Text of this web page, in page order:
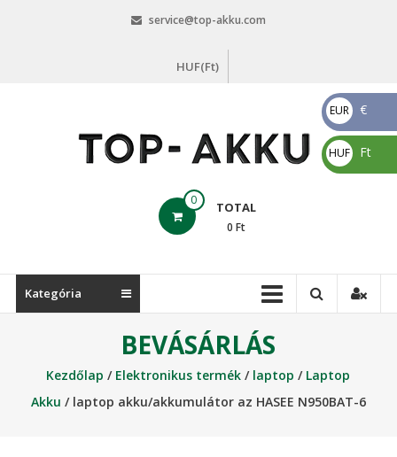
service@top-akku.com
HUF(Ft)
akku.com
0 TOTAL
0 Ft
Kategória
BEVÁSÁRLÁS
Kezdőlap / Elektronikus termék / laptop / Laptop
Akku / laptop akku/akkumulátor az HASEE N950BAT-6
EUR
€
€
HUF
Ft
Ft